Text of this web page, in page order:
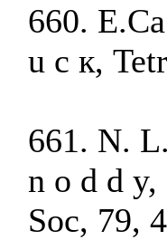
660.
u с к,
661. N.
n о d d
Soc, 79,